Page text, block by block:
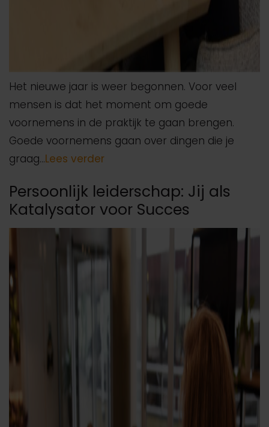
Het nieuwe jaar is weer begonnen. Voor veel
mensen is dat het moment om goede
voornemens in de praktijk te gaan brengen.
Goede voornemens gaan over dingen die je
graag…Lees verder
Persoonlijk leiderschap: Jij als
Katalysator voor Succes